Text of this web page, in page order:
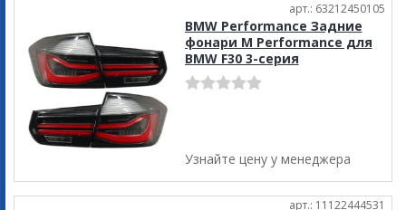
арт.: 63212450105
BMW Performance Задние
фонари M Performance для
BMW F30 3-серия
Узнайте цену у менеджера
арт.: 11122444531